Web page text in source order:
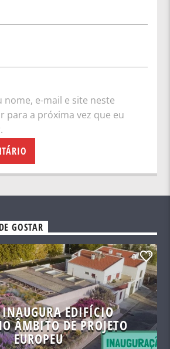
nome, e-mail e site neste
para a próxima vez que eu
GOSTAR
0
EDIFÍCIO
ÂMBITO DE PROJETO
EUROPEU